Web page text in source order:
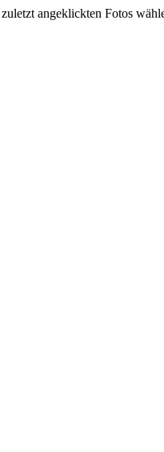
angeklickten Fotos